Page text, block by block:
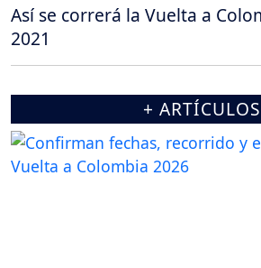
Así se correrá la Vuelta a
2021
+ ARTÍCULOS